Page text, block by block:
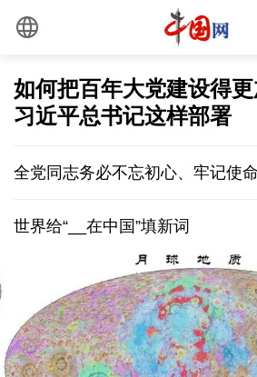
如何把百年大党建设得
习近平总书记这样部署
全党同志务必不忘初心、牢记使命
世界给“__在中国”填新词